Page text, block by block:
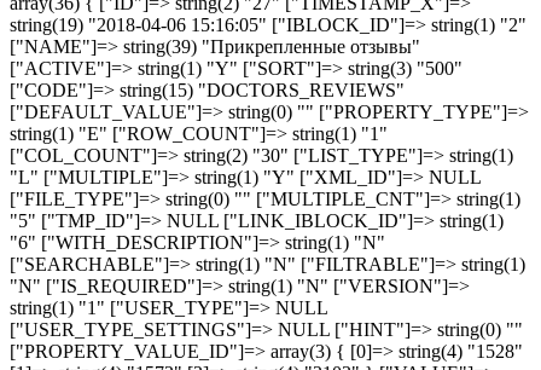
string(19) "2018-04-06 15:16:05" ["IBLOCK_ID"]=> string(1) "2"
["NAME"]=> string(39) "Прикрепленные отзывы"
["ACTIVE"]=> string(1) "Y" ["SORT"]=> string(3) "500"
["CODE"]=> string(15) "DOCTORS_REVIEWS"
["DEFAULT_VALUE"]=> string(0) "" ["PROPERTY_TYPE"]=>
string(1) "E" ["ROW_COUNT"]=> string(1) "1"
["COL_COUNT"]=> string(2) "30" ["LIST_TYPE"]=> string(1)
"L" ["MULTIPLE"]=> string(1) "Y" ["XML_ID"]=> NULL
["FILE_TYPE"]=> string(0) "" ["MULTIPLE_CNT"]=> string(1)
"5" ["TMP_ID"]=> NULL ["LINK_IBLOCK_ID"]=> string(1)
"6" ["WITH_DESCRIPTION"]=> string(1) "N"
["SEARCHABLE"]=> string(1) "N" ["FILTRABLE"]=> string(1)
"N" ["IS_REQUIRED"]=> string(1) "N" ["VERSION"]=>
string(1) "1" ["USER_TYPE"]=> NULL
["USER_TYPE_SETTINGS"]=> NULL ["HINT"]=> string(0) ""
["PROPERTY_VALUE_ID"]=> array(3) { [0]=> string(4) "1528"